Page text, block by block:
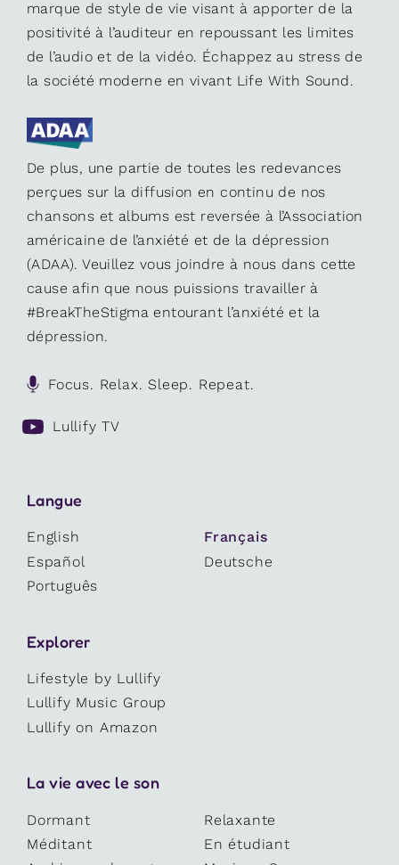
marque de style de vie visant à apporter de la
positivité à l’auditeur en repoussant les limites
de l’audio et de la vidéo. Échappez au stress de
la société moderne en vivant Life With Sound.
De plus, une partie de toutes les redevances
perçues sur la diffusion en continu de nos
chansons et albums est reversée à l’Association
américaine de l’anxiété et de la dépression
(ADAA). Veuillez vous joindre à nous dans cette
cause afin que nous puissions travailler à
#BreakTheStigma entourant l’anxiété et la
dépression.
Focus. Relax. Sleep. Repeat.
Lullify TV
Langue
English
Français
Español
Deutsche
Português
Explorer
Lifestyle by Lullify
Lullify Music Group
Lullify on Amazon
La vie avec le son
Dormant
Relaxante
Méditant
En étudiant